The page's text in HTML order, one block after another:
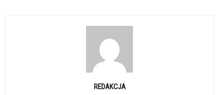
REDAKCJA